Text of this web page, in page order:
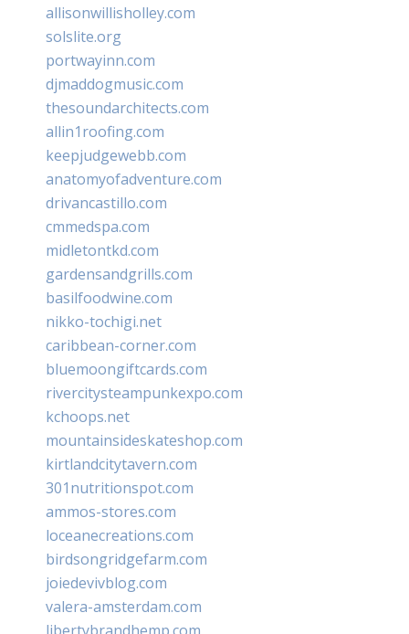
allisonwillisholley.com
solslite.org
portwayinn.com
djmaddogmusic.com
thesoundarchitects.com
allin1roofing.com
keepjudgewebb.com
anatomyofadventure.com
drivancastillo.com
cmmedspa.com
midletontkd.com
gardensandgrills.com
basilfoodwine.com
nikko-tochigi.net
caribbean-corner.com
bluemoongiftcards.com
rivercitysteampunkexpo.com
kchoops.net
mountainsideskateshop.com
kirtlandcitytavern.com
301nutritionspot.com
ammos-stores.com
loceanecreations.com
birdsongridgefarm.com
joiedevivblog.com
valera-amsterdam.com